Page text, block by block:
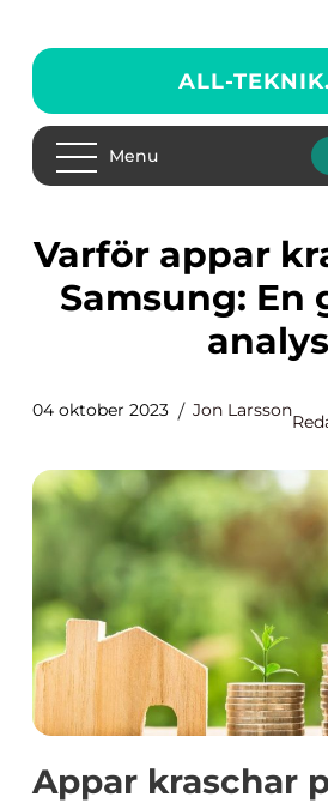
ALL-TEKNIK.
Menu
Varför appar kraschar på
Samsung: En
analys
04 oktober 2023 Jon Larsson
Appar kraschar